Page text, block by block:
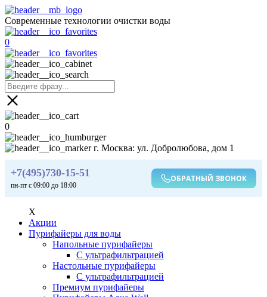
Современные технологии очистки воды
0
0
г. Москва: ул. Добролюбова, дом 1
+7(495)730-15-51
пн-пт с 09:00 до 18:00
ОБРАТНЫЙ ЗВОНОК
X
Акции
Пурифайеры для воды
Напольные пурифайеры
С ультрафильтрацией
Настольные пурифайеры
С ультрафильтрацией
Премиум пурифайеры